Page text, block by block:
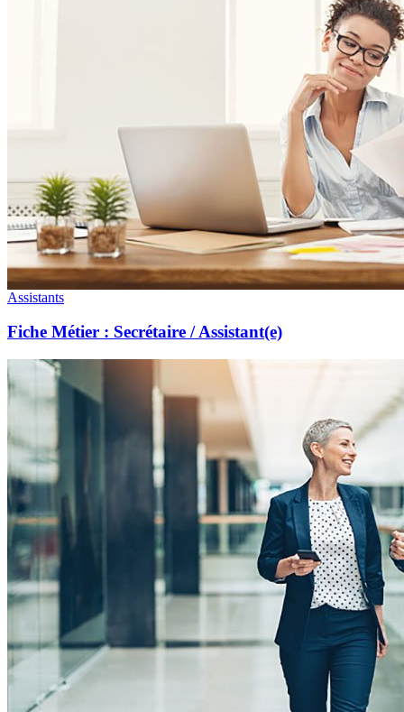
Assistants
Fiche Métier : Secrétaire / Assistant(e)